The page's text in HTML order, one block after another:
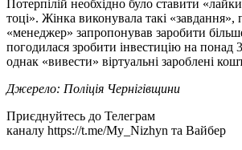
Потерпілій необхідно було ставити
тоці». Жінка виконувала такі «завдання»,
«менеджер» запропонував заробити
погодилася зробити інвестицію на понад
однак «вивести» віртуальні зароблені
Джерело: Поліція Чернігівщини
Приєднуйтесь до Телеграм
каналу https://t.me/My_Nizhyn та Вайбер